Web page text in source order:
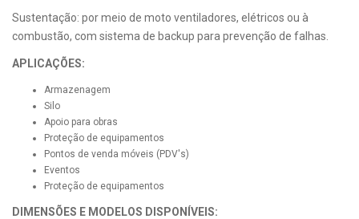
Sustentação: por meio de moto ventiladores, elétricos ou à
combustão, com sistema de backup para prevenção de falhas.
APLICAÇÕES:
Armazenagem
Silo
Apoio para obras
Proteção de equipamentos
Pontos de venda móveis (PDV's)
Eventos
Proteção de equipamentos
DIMENSÕES E MODELOS DISPONÍVEIS: